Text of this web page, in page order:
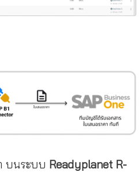
บนระบบ Readyplanet R-